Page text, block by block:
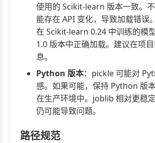
使用的 Scikit-learn 版本一致。
能存在 API 变化，导致加载错误
在 Scikit-learn 0.24 中训练的模
1.0 版本中正确加载。建议在项
息。
Python 版本：pickle 可能对
感。如果可能，保持 Python 版
在生产环境中。joblib 相对更稳
仍可能导致问题。
路径规范